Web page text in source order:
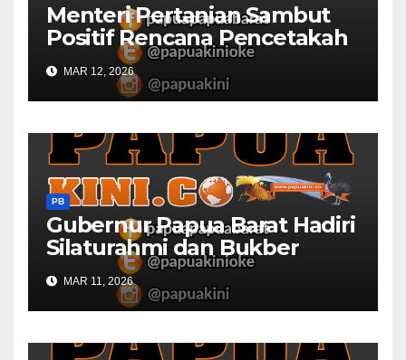
Menteri Pertanian Sambut
Positif Rencana Pencetakah
Sawah dan Ladang di Papua
Barat
MAR 12, 2026
PB
Gubernur Papua Barat Hadiri
Silaturahmi dan Bukber
Bersama DPR RI dan
Mendagri di IPDN
MAR 11, 2026